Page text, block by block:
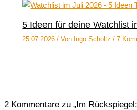
5 Ideen für deine Watchlist
25.07.2026/ Von Ingo Scholtz/7
2 Kommentare zu „Im